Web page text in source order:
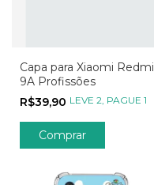
Capa para Xiaomi Redmi
9A Profissões
R$39,90 LEVE 2, PAGUE 1
Comprar